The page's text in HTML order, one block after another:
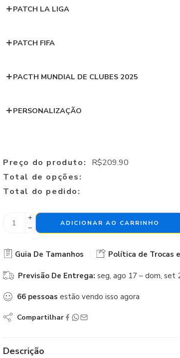
PATCH LA LIGA
PATCH FIFA
PACTH MUNDIAL DE CLUBES 2025
PERSONALIZAÇÃO
Preço do produto: R$209.90
Total de opções:
Total do pedido:
ADICIONAR AO CARRINHO
Guia De Tamanhos Política de Trocas
Previsão De Entrega: seg, ago 17 – dom, set
66 pessoas estão vendo isso agora
Compartilhar
Descrição